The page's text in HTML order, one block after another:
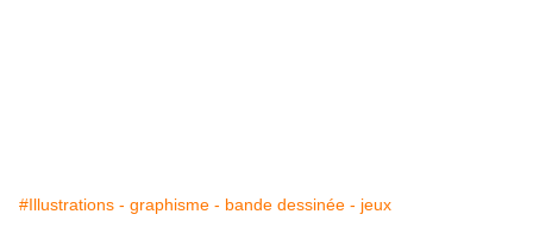
#Illustrations - graphisme - bande dessinée - jeux